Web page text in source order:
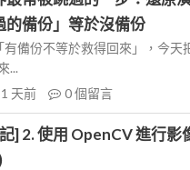
的備份」等於沒備份
備份不等於救得回來」，今天
...
1 天前 0個留言
] 2. 使用 OpenCV 進行影